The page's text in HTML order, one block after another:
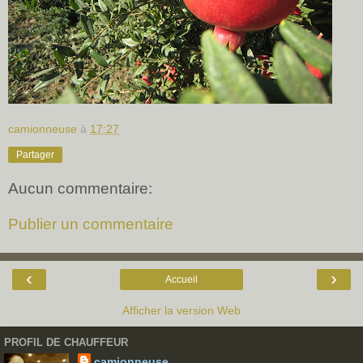
camionneuse à 17:27
Partager
Aucun commentaire:
Publier un commentaire
‹ ›
Accueil
Afficher la version Web
PROFIL DE CHAUFFEUR